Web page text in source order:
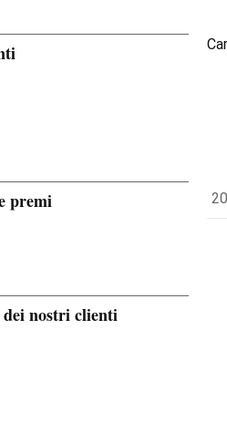
premi
dei nostri clienti